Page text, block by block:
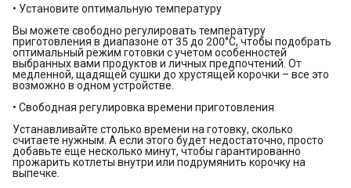
• Установите оптимальную температуру
Вы можете свободно регулировать температуру
приготовления в диапазоне от 35 до 200°С, чтобы подобрать
оптимальный режим готовки с учетом особенностей
выбранных вами продуктов и личных предпочтений. От
медленной, щадящей сушки до хрустящей корочки – все это
возможно в одном устройстве.
• Свободная регулировка времени приготовления
Устанавливайте столько времени на готовку, сколько
считаете нужным. А если этого будет недостаточно, просто
добавьте еще несколько минут, чтобы гарантированно
прожарить котлеты внутри или подрумянить корочку на
выпечке.